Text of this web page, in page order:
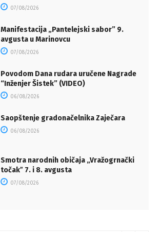
07/08/2026
Manifestacija „Pantelejski sabor” 9.
avgusta u Marinovcu
07/08/2026
Povodom Dana rudara uručene Nagrade
“Inženjer Šistek” (VIDEO)
06/08/2026
Saopštenje gradonačelnika Zaječara
06/08/2026
Smotra narodnih običaja „Vražogrnački
točakˮ 7. i 8. avgusta
07/08/2026